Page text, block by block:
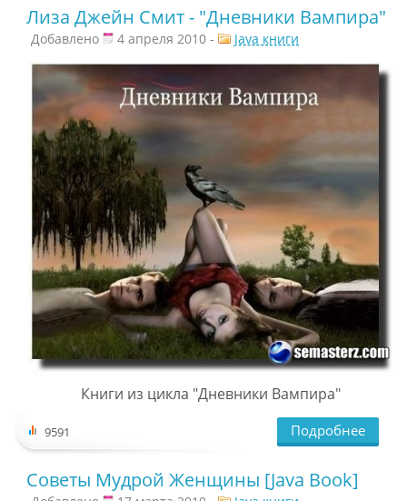
Лиза Джейн Смит - "Дневники Вампира"
Добавлено 4 апреля 2010 - Java книги
Книги из цикла "Дневники Вампира"
9591 Подробнее
Советы Мудрой Женщины [Java Book]